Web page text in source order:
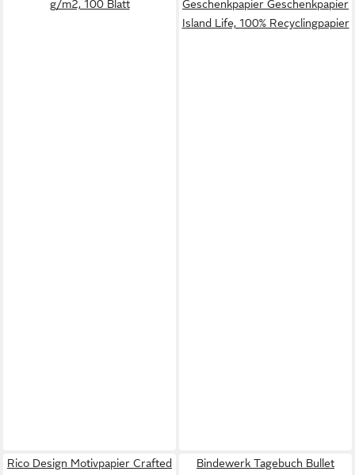
g/m2, 100 Blatt
Geschenkpapier Geschenkpapier
Island Life, 100% Recyclingpapier
Rico Design Motivpapier Crafted
Bindewerk Tagebuch Bullet